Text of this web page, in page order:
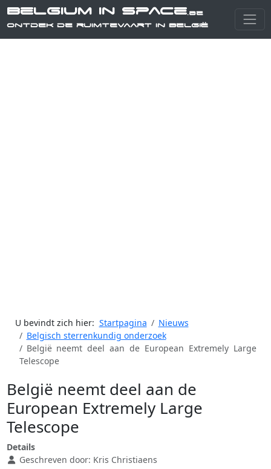
Belgium in Space.be
Ontdek de ruimtevaart in België
U bevindt zich hier: Startpagina
Nieuws
Belgisch sterrenkundig onderzoek
België neemt deel aan de European Extremely Large
Telescope
België neemt deel aan de
European Extremely Large
Telescope
Details
Geschreven door: Kris Christiaens